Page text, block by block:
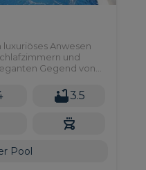
luxuriöses Anwesen
und
Gegend von
3.5
Pool